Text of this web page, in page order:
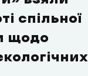
спільної
щодо